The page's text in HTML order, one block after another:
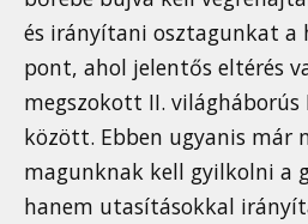
és irányítani osztagunkat a
pont, ahol jelentős eltérés
megszokott II. világháborús
között. Ebben ugyanis már
magunknak kell gyilkolni a
hanem utasításokkal